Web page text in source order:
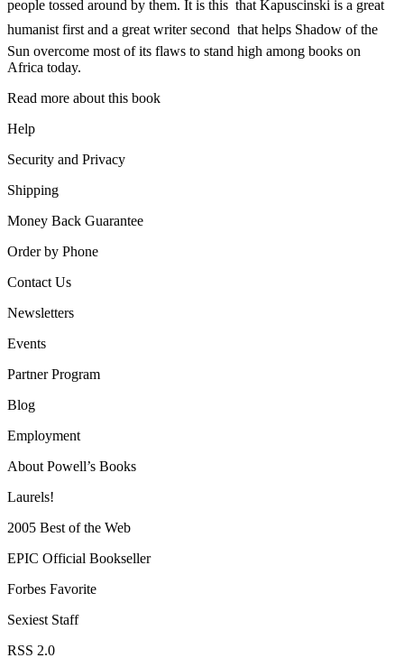
people tossed around by them. It is this  that Kapuscinski is a great
humanist first and a great writer second  that helps Shadow of the
Sun overcome most of its flaws to stand high among books on
Africa today.
Read more about this book
Help
Security and Privacy
Shipping
Money Back Guarantee
Order by Phone
Contact Us
Newsletters
Events
Partner Program
Blog
Employment
About Powell’s Books
Laurels!
2005 Best of the Web
EPIC Official Bookseller
Forbes Favorite
Sexiest Staff
RSS 2.0